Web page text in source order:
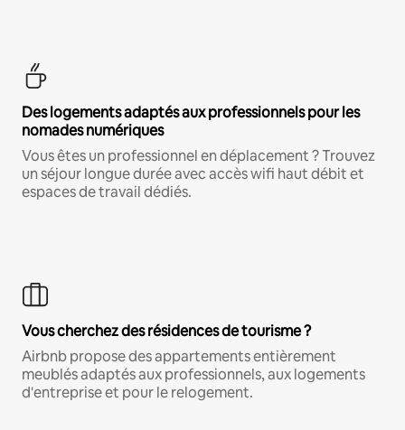
Des logements adaptés aux professionnels pour les
nomades numériques
Vous êtes un professionnel en déplacement ? Trouvez
un séjour longue durée avec accès wifi haut débit et
espaces de travail dédiés.
Vous cherchez des résidences de tourisme ?
Airbnb propose des appartements entièrement
meublés adaptés aux professionnels, aux logements
d'entreprise et pour le relogement.